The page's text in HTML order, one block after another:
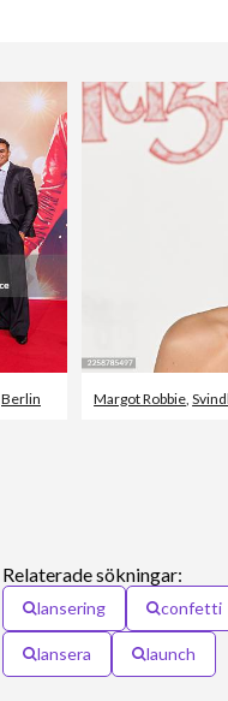
Berlin Margot Robbie,
Relaterade sökningar:
lansering confetti
lansera launch